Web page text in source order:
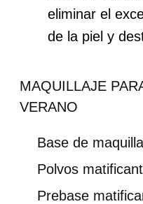
eliminar el
de la piel y
MAQUILLAJE
VERANO
Base de
Polvos
Prebase